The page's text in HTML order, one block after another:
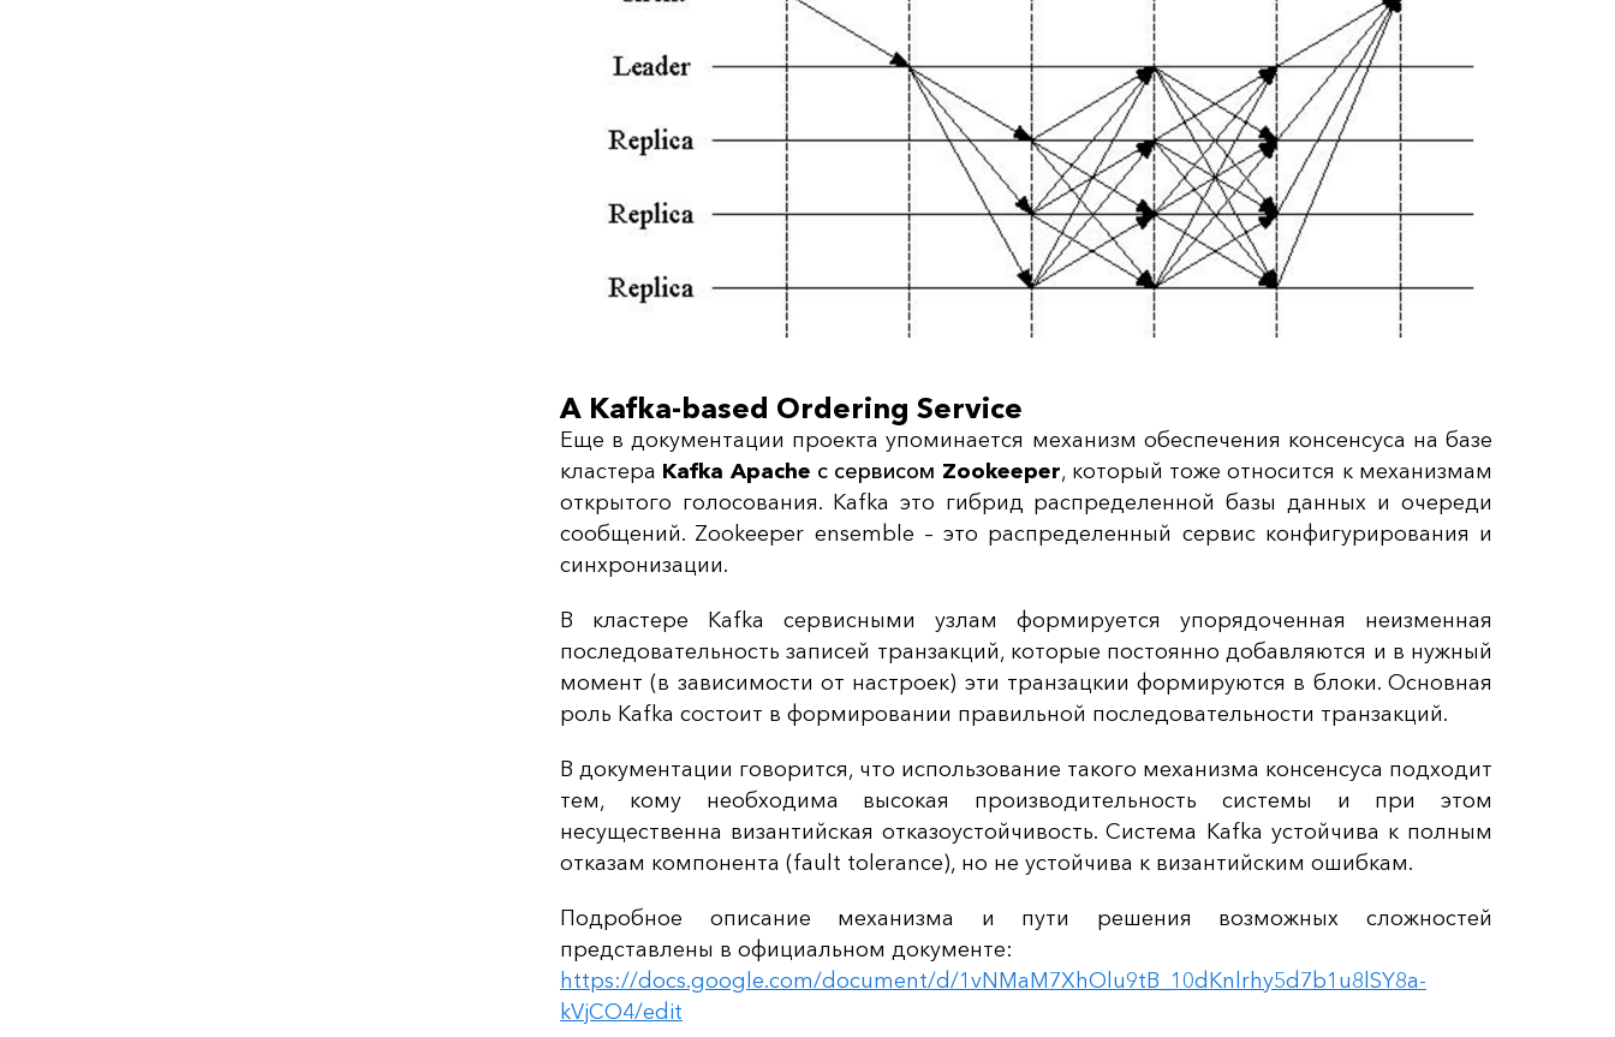
A Kafka-based Ordering Service
Еще в документации проекта упоминается механизм обеспечения консенсуса на базе
кластера Kafka Apache с сервисом Zookeeper, который тоже относится к механизмам
открытого голосования. Kafka это гибрид распределенной базы данных и очереди
сообщений. Zookeeper ensemble – это распределенный сервис конфигурирования и
синхронизации.
В кластере Kafka сервисными узлам формируется упорядоченная неизменная
последовательность записей транзакций, которые постоянно добавляются и в нужный
момент (в зависимости от настроек) эти транзацкии формируются в блоки. Основная
роль Kafka состоит в формировании правильной последовательности транзакций.
В документации говорится, что использование такого механизма консенсуса подходит
тем, кому необходима высокая производительность системы и при этом
несущественна византийская отказоустойчивость. Система Kafka устойчива к полным
отказам компонента (fault tolerance), но не устойчива к византийским ошибкам.
Подробное описание механизма и пути решения возможных сложностей
представлены в официальном документе:
https://docs.google.com/document/d/1vNMaM7XhOlu9tB_10dKnlrhy5d7b1u8lSY8a-
kVjCO4/edit